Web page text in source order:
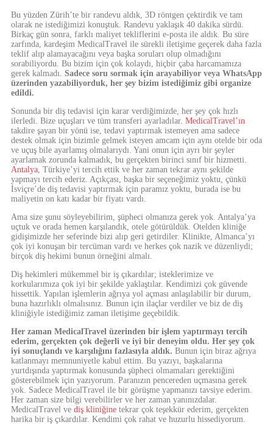
Bu yüzden Zürih’te bir randevu aldık, 3D röntgen çektirdik ve tam
olarak ne istediğimizi konuştuk. Randevu yaklaşık 40 dakika sürdü.
Birkaç gün sonra, farklı maliyet tekliflerini e-posta ile aldık. Bu süre
zarfında, kardeşim MedicalTravel ile sürekli iletişime geçerek daha fazla
teklif alıp alamayacağını veya başka soruları olup olmadığını
sorabiliyordu. Bu bizim için çok kolaydı, hiçbir çaba harcamamıza
gerek kalmadı. Sadece soru sormak için arayabiliyor veya WhatsApp
üzerinden yazabiliyorduk, her şey bizim istediğimiz gibi organize
edildi.
Sonunda bir diş tedavisi için karar verdiğimizde, her şey çok hızlı
ilerledi. Bize uçuşları ve tüm transferi ayarladılar. MedicalTravel’ın
takdire şayan bir yönü ise, tedavi yaptırmak istemeyen ama sadece
destek olmak için bizimle gelmek isteyen amcam için aynı otelde bir oda
ve uçuş bile ayarlamış olmalarıydı. Yani onun için ayrı bir şeyler
ayarlamak zorunda kalmadık, bu gerçekten birinci sınıf bir hizmetti.
Antalya, Türkiye’yi tercih ettik ve her zaman tekrar aynı şekilde
yapmayı tercih ederiz. Açıkçası, başka bir seçeneğimiz yoktu, çünkü
İsviçre’de diş tedavisi yaptırmak için paramız yoktu, burada ise bu
maliyetin on katı kadar bir fiyatı vardı.
Ama size şunu söyleyebilirim, şüpheci olmanıza gerek yok. Antalya’ya
uçtuk ve orada hemen karşılandık, otele götürüldük. Otelden kliniğe
gidişimizde her seferinde bizi alıp geri getirdiler. Klinikte, Almanca’yı
çok iyi konuşan bir tercüman vardı ve herkes çok nazik ve düzenliydi;
birçok diş hekimi bunun örneğini almalı.
Diş hekimleri mükemmel bir iş çıkardılar; isteklerimize ve
korkularımıza çok iyi bir şekilde yaklaştılar. Kendimizi çok güvende
hissettik. Yapılan işlemlerin ağrıya yol açması anlaşılabilir bir durum,
buna hazırlıklı olmalısınız. Bunun için ilaçlar verdiler ve biz de diş
kliniğiyle istediğimiz zaman iletişime geçebildik.
Her zaman MedicalTravel üzerinden bir işlem yaptırmayı tercih
ederim, gerçekten çok değerli ve iyi bir deneyim oldu. Her şey çok
iyi sonuçlandı ve karşılığını fazlasıyla aldık. Bunun için biraz ağrıya
katlanmayı memnuniyetle kabul ettim. Bu yazıyı, başkalarına
yurtdışında yaptırmak konusunda şüpheci olmamaları gerektiğini
gösterebilmek için yazıyorum. Paranızın pencereden uçmasına gerek
yok. Sadece MedicalTravel ile bir görüşme yapmanızı tavsiye ederim.
Her zaman size bilgi verebilirler ve her zaman yanınızdalar.
MedicalTravel ve diş kliniğine tekrar çok teşekkür ederim, gerçekten
harika bir iş çıkardılar. Kendimi çok rahat ve huzurlu hissediyorum.